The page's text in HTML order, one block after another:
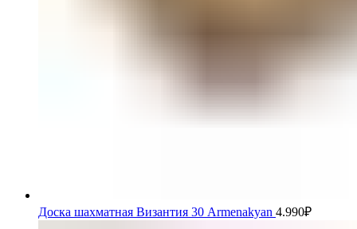
Доска шахматная Византия 30 Armenakyan 4.990₽